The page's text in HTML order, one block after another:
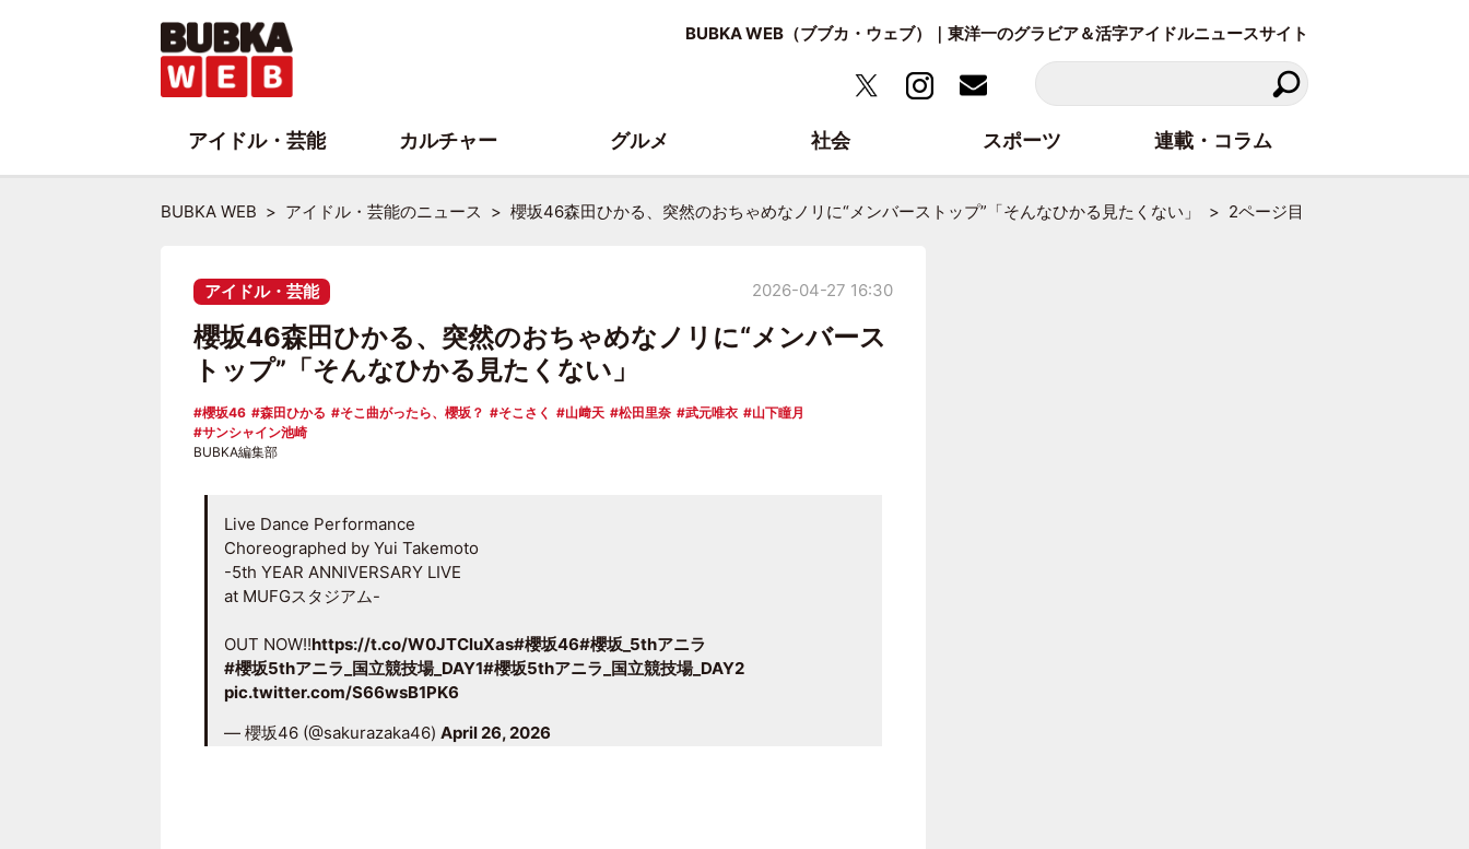
BUBKA WEB（ブブカ・ウェブ）｜東洋一のグラビア＆活字アイドルニュースサイト
BUBKA WEB アイドル・芸能のニュース 櫻坂46森田ひかる、突然のおちゃめなノリに“メンバーストップ”「そんなひかる見たくない」 2ページ目
アイドル・芸能 2026-04-27 16:30
櫻坂46森田ひかる、突然のおちゃめなノリに“メンバース
トップ”「そんなひかる見たくない」
櫻坂46 森田ひかる そこ曲がったら、櫻坂？ そこさく 山﨑天 松田里奈 武元唯衣
山下瞳月
サンシャイン池崎
BUBKA編集部
Live Dance Performance
Choreographed by Yui Takemoto
-5th YEAR ANNIVERSARY LIVE
at MUFGスタジアム-
OUT NOW!!https://t.co/W0JTCluXas#櫻坂46#櫻坂_5thアニラ
#櫻坂5thアニラ_国立競技場_DAY1#櫻坂5thアニラ_国立競技場_DAY2
pic.twitter.com/S66wsB1PK6
— 櫻坂46 (@sakurazaka46) April 26, 2026
アイドル・芸能 カルチャー グルメ 社会 スポーツ 連載・コラム